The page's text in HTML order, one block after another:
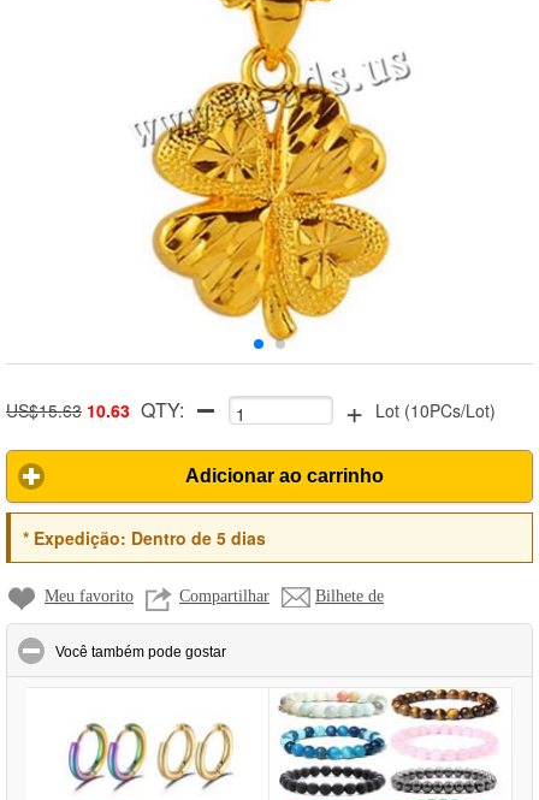
US$15.63 10.63 QTY: + Lot(10PCs/Lot)
Adicionar ao carrinho
*Expedição: Dentro de 5 dias
Meu favorito Compartilhar Bilhete de
Você também pode gostar